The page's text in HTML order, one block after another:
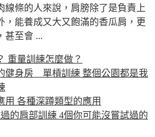
線條的人來說，肩膀除了是負責上
，能養成又大又飽滿的香瓜肩，更
甚至會 ...
重量訓練怎麼做？
整個公園都是我
各種深蹲類型的應用
4個你可能沒嘗試過的